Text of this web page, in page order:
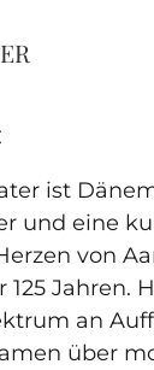
ist
und eine
von
125 Jahren.
an
über